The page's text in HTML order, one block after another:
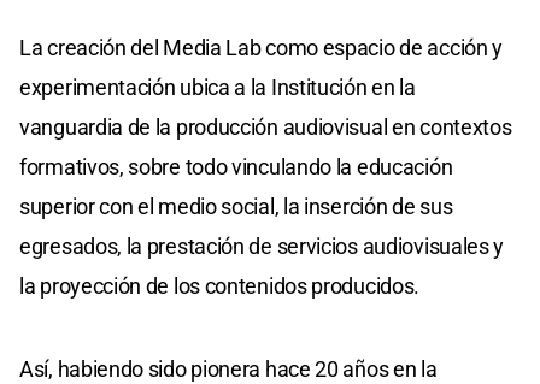
La creación del Media Lab como espacio de acción y
experimentación ubica a la Institución en la
vanguardia de la producción audiovisual en contextos
formativos, sobre todo vinculando la educación
superior con el medio social, la inserción de sus
egresados, la prestación de servicios audiovisuales y
la proyección de los contenidos producidos.
Así, habiendo sido pionera hace 20 años en la